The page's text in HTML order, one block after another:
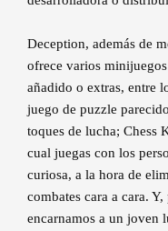
Deception, además de
ofrece varios
añadido o extras, entre
juego de puzzle
toques de lucha; Chess
cual juegas con los
curiosa, a la hora de
combates cara a cara.
encarnamos a un joven